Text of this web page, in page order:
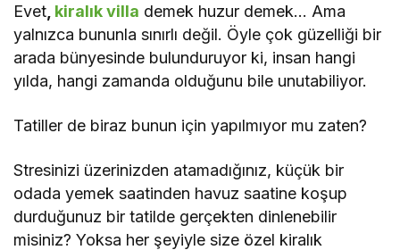
Evet kiralık villa demek huzur demek… Ama
yalnızca bununla sınırlı değil. Öyle çok güzelliği bir
arada bünyesinde bulunduruyor ki, insan hangi
yılda, hangi zamanda olduğunu bile unutabiliyor.
Tatiller de biraz bunun için yapılmıyor mu zaten?
Stresinizi üzerinizden atamadığınız, küçük bir
odada yemek saatinden havuz saatine koşup
durduğunuz bir tatilde gerçekten dinlenebilir
misiniz? Yoksa her şeyiyle size özel kiralık